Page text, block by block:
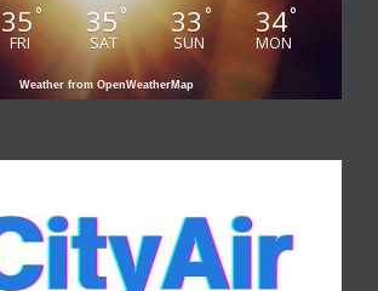
35°
FRI
35°
SAT
33°
SUN
34°
MON
Weather from OpenWeatherMap